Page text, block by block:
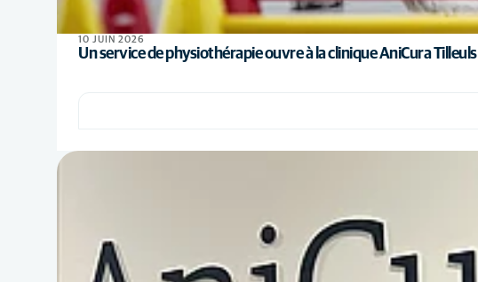
10 JUIN 2026
Un service de physiothérapie ouvre à la clinique AniCura Tilleuls